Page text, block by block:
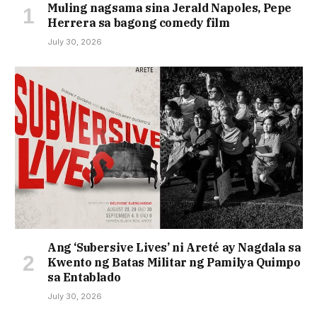
Muling nagsama sina Jerald Napoles, Pepe
Herrera sa bagong comedy film
July 30, 2026
Ang ‘Subersive Lives’ ni Areté ay Nagdala sa
Kwento ng Batas Militar ng Pamilya Quimpo
sa Entablado
July 30, 2026